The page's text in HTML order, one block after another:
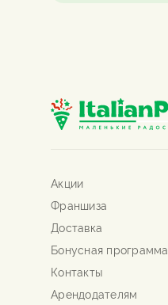
Акции
Франшиза
Доставка
Бонусная программа
Контакты
Арендодателям